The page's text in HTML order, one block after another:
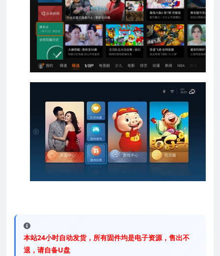
本站24小时自动发货，所有固件均是电子资源，售出不
退，请自备U盘